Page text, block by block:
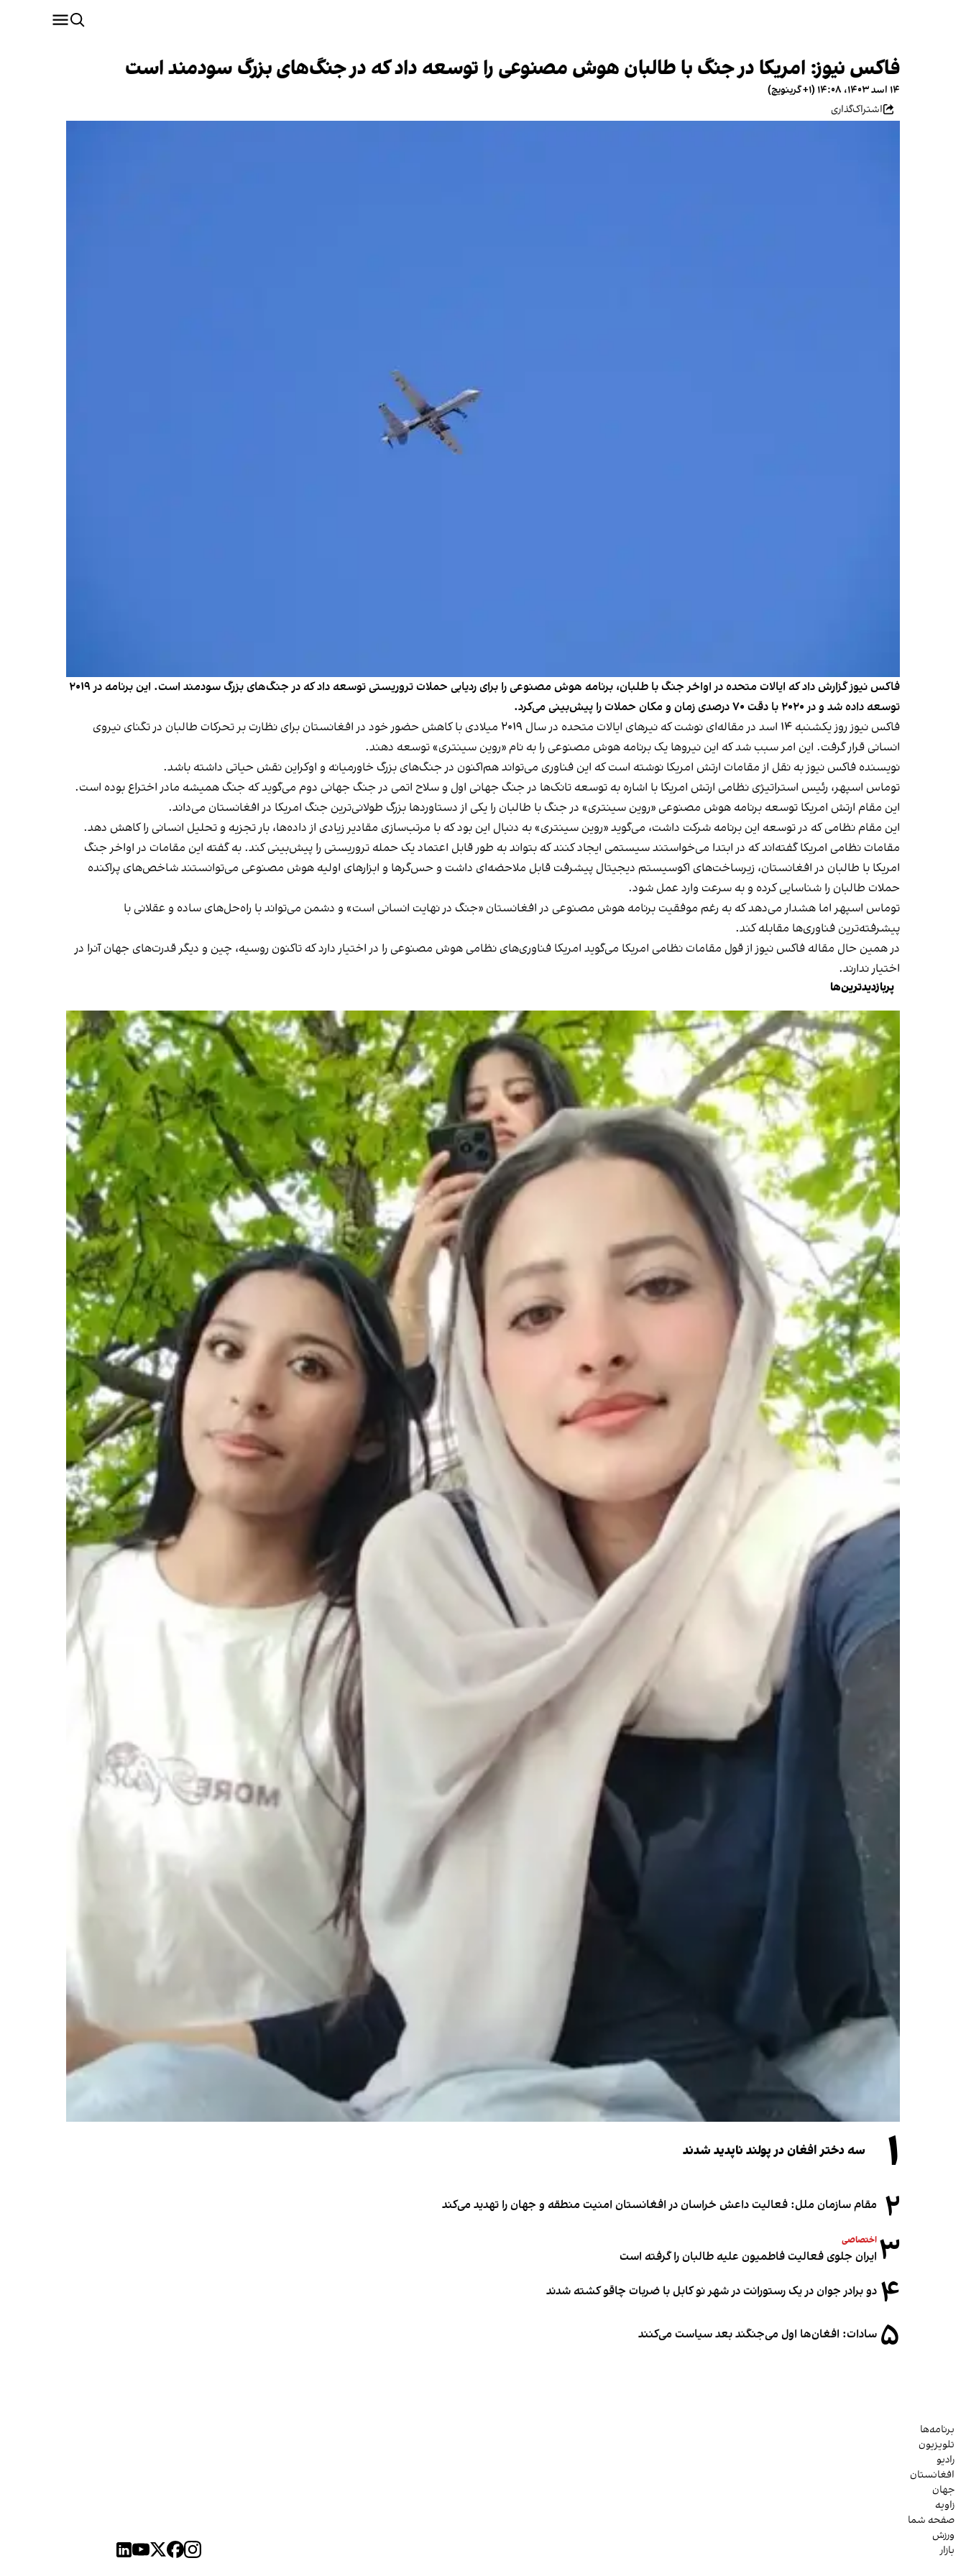
فاکس نیوز: امریکا در جنگ با طالبان هوش مصنوعی را توسعه داد که در جنگ‌های بزرگ سودمند است
۱۴ اسد ۱۴۰۳، ۱۴:۰۸ (‎+۱ گرینویچ)
اشتراک‌گذاری
فاکس نیوز گزارش داد که ایالات متحده در اواخر جنگ با طلبان، برنامه هوش مصنوعی را برای ردیابی حملات تروریستی توسعه داد که در جنگ‌های بزرگ سودمند است. این برنامه در ۲۰۱۹
توسعه داده شد و در ۲۰۲۰ با دقت ۷۰ درصدی زمان و مکان حملات را پیش‌بینی می‌کرد.
فاکس نیوز روز یکشنبه ۱۴ اسد در مقاله‌ای نوشت که نیرهای ایالات متحده در سال ۲۰۱۹ میلادی با کاهش حضور خود در افغانستان برای نظارت بر تحرکات طالبان در تگنای نیروی
انسانی قرار گرفت. این امر سبب شد که این نیروها یک برنامه هوش مصنوعی را به نام «روین سینتری» توسعه دهند.
نویسنده فاکس نیوز به نقل از مقامات ارتش امریکا نوشته است که این فناوری می‌تواند هم‌اکنون در جنگ‌های بزرگ خاورمیانه و اوکراین نقش حیاتی داشته باشد.
توماس اسپهر، رئیس استراتیژی نظامی ارتش امریکا با اشاره به توسعه تانک‌ها در جنگ جهانی اول و سلاح اتمی در جنگ جهانی دوم می‌گوید که جنگ همیشه مادر اختراع بوده است.
این مقام ارتش امریکا توسعه برنامه هوش مصنوعی «روین سینتری» در جنگ با طالبان را یکی از دستاوردها بزرگ طولانی‌ترین جنگ امریکا در افغانستان می‌داند.
این مقام نظامی که در توسعه این برنامه شرکت داشت، می‌گوید «روین سینتری» به دنبال این بود که با مرتب‌سازی مقادیر زیادی از داده‌ها، بار تجزیه و تحلیل‌ انسانی را کاهش دهد.
مقامات نظامی امریکا گفته‌اند که در ابتدا می‌خواستند سیستمی ایجاد کنند که بتواند به طور قابل اعتماد یک حمله تروریستی را پیش‌بینی کند. به گفته این مقامات در اواخر جنگ
امریکا با طالبان در افغانستان، زیرساخت‌های اکوسیستم دیجیتال پیشرفت قابل ملاحضه‌ای داشت و حس‌گرها و ابزارهای اولیه هوش مصنوعی می‌توانستند شاخص‌های پراکنده
حملات طالبان را شناسایی کرده و به سرعت وارد عمل شود.
توماس اسپهر اما هشدار می‌دهد که به رغم موفقیت برنامه هوش مصنوعی در افغانستان «جنگ در نهایت انسانی است» و دشمن می‌تواند با راه‌حل‌های ساده و عقلانی با
پیشرفته‌ترین فناوری‌ها مقابله کند.
در همین حال مقاله فاکس نیوز از قول مقامات نظامی امریکا می‌گوید امریکا فناوری‌های نظامی هوش‌ مصنوعی را در اختیار دارد که تاکنون روسیه، چین و دیگر قدرت‌های جهان آنرا در
اختیار ندارند.
پربازدیدترین‌ها
۱ سه دختر افغان در پولند ناپدید شدند
۲ مقام سازمان ملل: فعالیت داعش خراسان در افغانستان امنیت منطقه و جهان را تهدید می‌کند
۳ اختصاصی
ایران جلوی فعالیت فاطمیون علیه طالبان را گرفته است
۴ دو برادر جوان در یک رستورانت در شهر نو کابل با ضربات چاقو کشته شدند
۵ سادات: افغان‌ها اول می‌جنگند بعد سیاست می‌کنند
برنامه‌ها
تلویزیون
رادیو
افغانستان
جهان
زاویه
صفحه شما
ورزش
بازار